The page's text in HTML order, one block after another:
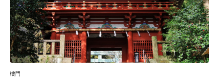
樓門